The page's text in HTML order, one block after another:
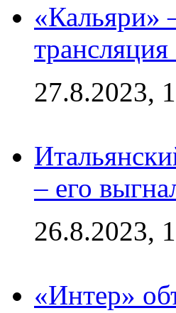
«Кальяри»
27.8.2023,
– его
26.8.2023,
«Интер»